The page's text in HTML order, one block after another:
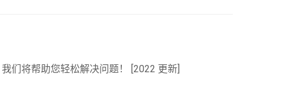
们将帮助您轻松解决问题！ [2022 更新]